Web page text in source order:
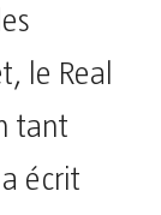
le Real
tant
écrit